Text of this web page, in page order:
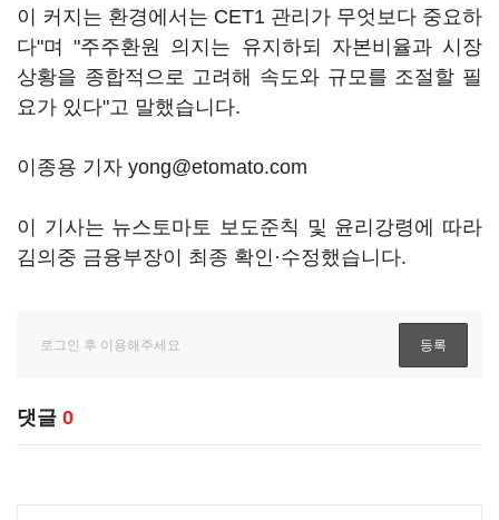
이 커지는 환경에서는 CET1 관리가 무엇보다 중요하
다"며 "주주환원 의지는 유지하되 자본비율과 시장
상황을 종합적으로 고려해 속도와 규모를 조절할 필
요가 있다"고 말했습니다.
이종용 기자 yong@etomato.com
이 기사는 뉴스토마토 보도준칙 및 윤리강령에 따라
김의중 금융부장이 최종 확인·수정했습니다.
댓글 0